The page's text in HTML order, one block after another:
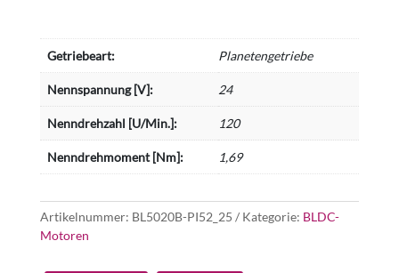
Getriebeart: Planetengetriebe
Nennspannung [V]: 24
Nenndrehzahl [U/Min.]: 120
Nenndrehmoment [Nm]: 1,69
Artikelnummer: BL5020B-PI52_25 Kategorie: BLDC-
Motoren